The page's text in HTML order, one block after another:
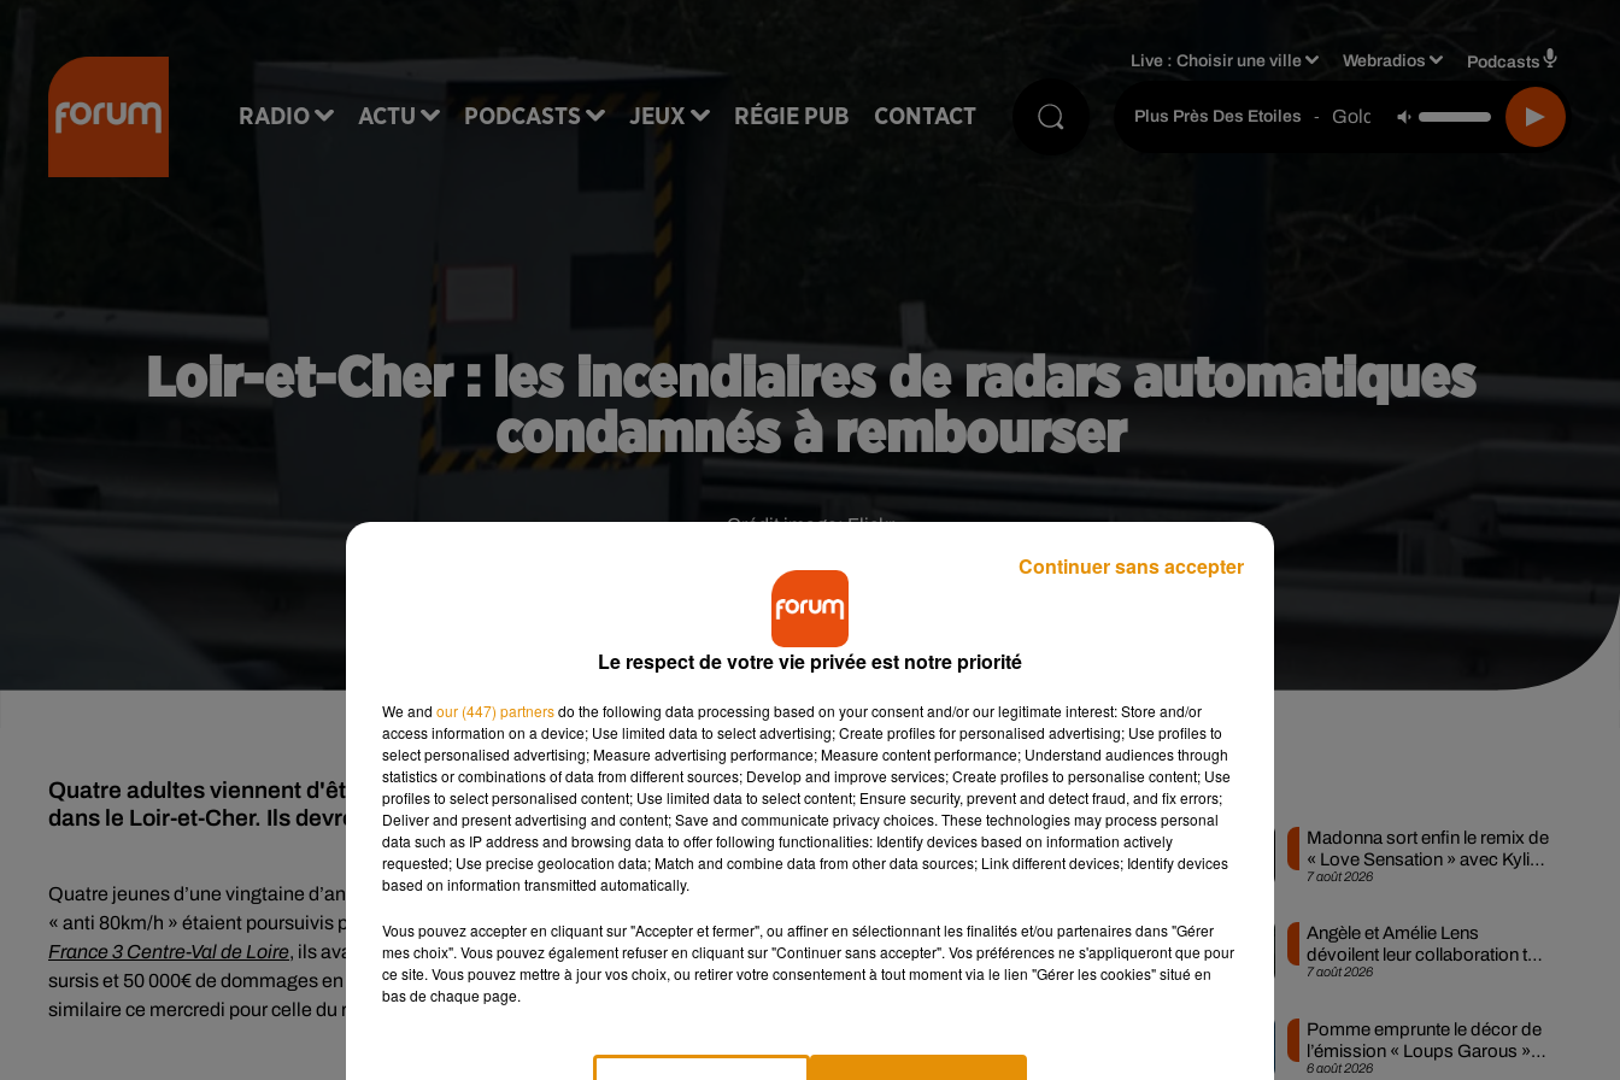
RADIO ACTU PODCASTS JEUX RÉGIE PUB CONTACT
Live :Choisir une ville Webradios Podcasts
Plus Près Des Etoiles - Gold
Loir-et-Cher : les incendiaires de radars automatiques
condamnés à rembourser
Crédit image:Flickr
Quatre adultes viennent d'être jugés à Blois pour avoir détruit des radars automatiques l'été dernier
dans le Loir-et-Cher. Ils devront rembourser le montant du préjudice.
Quatre jeunes d’une vingtaine d’années étaient jugés ce mercredi au tribunal de Blois. Ces militants se décrivant comme
« anti 80km/h » étaient poursuivis pour avoir dégradé deux radars automatiques en août dernier à Chailles et Averdon. Selon
France 3 Centre-Val de Loire, ils avaient incendié les appareils à l’aide de désherbeur thermique. Déjà condamnés à du
sursis et 50 000€ de dommages en novembre pour la destruction du radar d’Averdon, ils ont été condamnés à une peine
similaire ce mercredi pour celle du radar de Chailles. Soit une facture de 100 000€.
Musique
7 août 2026
Madonna sort enfin le remix de
« Love Sensation » avec Kylie
Minogue
7 août 2026
Angèle et Amélie Lens
dévoilent leur collaboration tant
attendue
6 août 2026
Pomme emprunte le décor de
l’émission « Loups Garous »
pour son...
Le respect de votre vie privée est notre priorité
We and our (447) partnersdo the following data processing based on your consent and/or our legitimate interest: Store and/or
access information on a device; Use limited data to select advertising; Create profiles for personalised advertising; Use profiles to
select personalised advertising; Measure advertising performance; Measure content performance; Understand audiences through
statistics or combinations of data from different sources; Develop and improve services; Create profiles to personalise content; Use
profiles to select personalised content; Use limited data to select content; Ensure security, prevent and detect fraud, and fix errors;
Deliver and present advertising and content; Save and communicate privacy choices. These technologies may process personal
data such as IP address and browsing data to offer following functionalities: Identify devices based on information actively
requested; Use precise geolocation data; Match and combine data from other data sources; Link different devices; Identify devices
based on information transmitted automatically.
Vous pouvez accepter en cliquant sur "Accepter et fermer", ou affiner en sélectionnant les finalités et/ou partenaires dans "Gérer
mes choix". Vous pouvez également refuser en cliquant sur "Continuer sans accepter". Vos préférences ne s'appliqueront que pour
ce site. Vous pouvez mettre à jour vos choix, ou retirer votre consentement à tout moment via le lien "Gérer les cookies" situé en
bas de chaque page.
Continuer sans accepter